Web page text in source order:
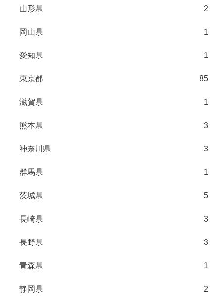
山形県 2
岡山県 1
愛知県 1
東京都 85
滋賀県 1
熊本県 3
神奈川県 3
群馬県 1
茨城県 5
長崎県 3
長野県 3
青森県 1
静岡県 2